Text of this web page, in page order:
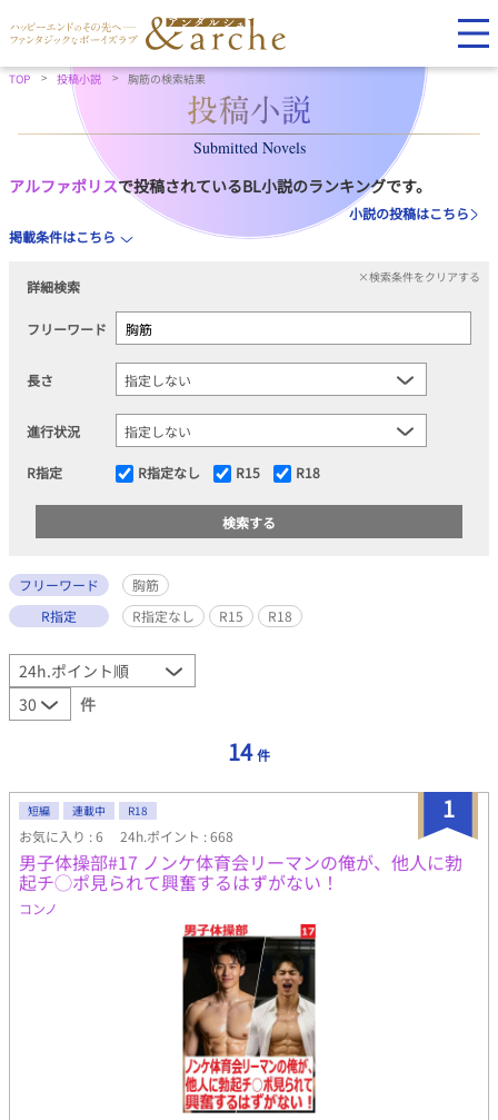
TOP 投稿小説 胸筋の検索結果
Submitted Novels
アルファポリスで投稿されているBL小説のランキングです。
小説の投稿はこちら
掲載条件はこちら
詳細検索
×検索条件をクリアする
フリーワード
長さ
進行状況
R指定 R指定なし R15 R18
フリーワード
胸筋
R指定
R指定なし R15 R18
件
14 件
1
短編 連載中 R18
お気に入り : 6 24h.ポイント : 668
男子体操部#17 ノンケ体育会リーマンの俺が、他人に勃
起チ◯ポ見られて興奮するはずがない！
コンノ